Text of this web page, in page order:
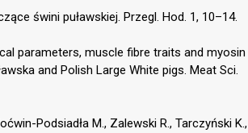
świni puławskiej. Przegl. Hod. 1, 10–14.
parameters, muscle fibre traits and myosin
and Polish Large White pigs. Meat Sci.
Podsiadła M., Zalewski R., Tarczyński K.,